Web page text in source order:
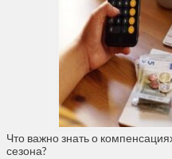
Что важно знать о
сезона?